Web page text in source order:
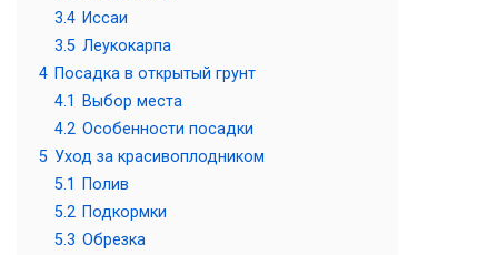
3.4 Иссаи
3.5 Леукокарпа
4 Посадка в открытый грунт
4.1
Выбор места
4.2 Особенности посадки
5 Уход за красивоплодником
5.1
Полив
5.2 Подкормки
5.3 Обрезка